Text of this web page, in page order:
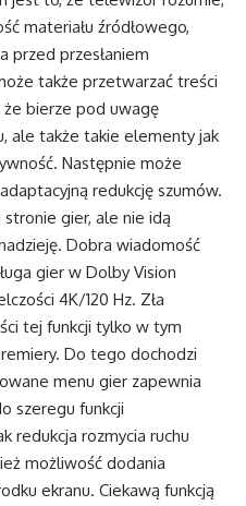
materiału źródłowego,
przed przesłaniem
także przetwarzać treści
bierze pod uwagę
ale także takie elementy jak
Następnie może
redukcję szumów.
gier, ale nie idą
Dobra wiadomość
gier w Dolby Vision
4K/120 Hz. Zła
tej funkcji tylko w tym
Do tego dochodzi
menu gier zapewnia
szeregu funkcji
redukcja rozmycia ruchu
możliwość dodania
ekranu. Ciekawą funkcją